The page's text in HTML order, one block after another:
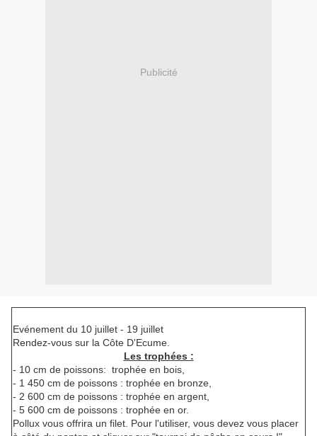
Publicité
Evénement du 10 juillet - 19 juillet
Rendez-vous sur la Côte D'Ecume.
Les trophées :
- 10 cm de poissons: trophée en bois,
- 1 450 cm de poissons : trophée en bronze,
- 2 600 cm de poissons : trophée en argent,
- 5 600 cm de poissons : trophée en or.
Pollux vous offrira un filet. Pour l'utiliser, vous devez vous placer